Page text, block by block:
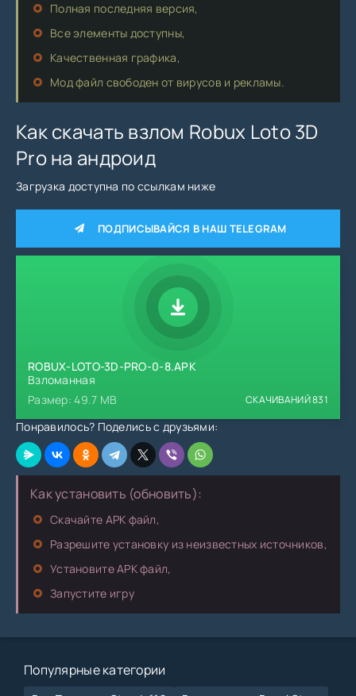
Полная последняя версия,
Все элементы доступны,
Качественная графика,
Мод файл свободен от вирусов и рекламы.
Как скачать взлом Robux Loto 3D
Pro на андроид
Загрузка доступна по ссылкам ниже
ПОДПИСЫВАЙСЯ В НАШ TELEGRAM
ROBUX-LOTO-3D-PRO-0-8.APK
Взломанная
Размер: 49.7 MB
СКАЧИВАНИЙ831
Понравилось? Поделись с друзьями:
Как установить (обновить):
Скачайте APK файл,
Разрешите установку из неизвестных источников,
Установите APK файл,
Запустите игру
Популярные категории